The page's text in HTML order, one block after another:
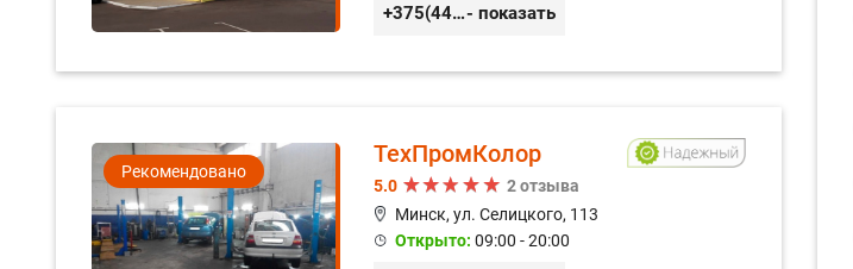
+375(44) 559-27-77- показать
Рекомендовано
ТехПромКолор
5.0
2 отзыва
Минск, ул. Селицкого, 113
Открыто: 09:00 - 20:00